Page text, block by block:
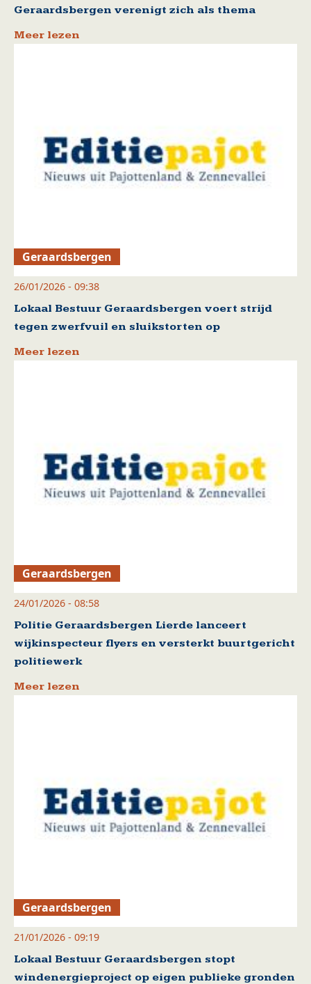
Geraardsbergen verenigt zich als thema
Meer lezen
Geraardsbergen
26/01/2026 - 09:38
Lokaal Bestuur Geraardsbergen voert strijd
tegen zwerfvuil en sluikstorten op
Meer lezen
Geraardsbergen
24/01/2026 - 08:58
Politie Geraardsbergen Lierde lanceert
wijkinspecteur flyers en versterkt buurtgericht
politiewerk
Meer lezen
Geraardsbergen
21/01/2026 - 09:19
Lokaal Bestuur Geraardsbergen stopt
windenergieproject op eigen publieke gronden